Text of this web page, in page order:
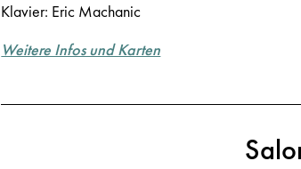
Klavier: Eric Machanic
Weitere Infos und Karten